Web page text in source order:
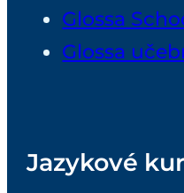
Glossa
Glossa
Jazykové